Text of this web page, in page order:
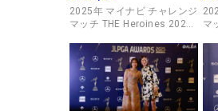
2025年 マイナビ チャレンジ
マッチ THE Heroines 2025
マ